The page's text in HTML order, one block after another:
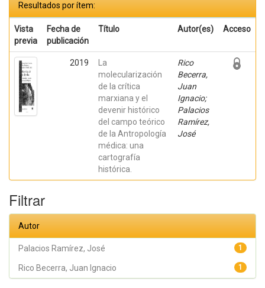
Resultados por ítem:
Vista
previa
Fecha de
publicación
Título Autor(es) Acceso
2019
La
molecularización
de la crítica
marxiana y el
devenir histórico
del campo teórico
de la Antropología
médica: una
cartografía
histórica.
Rico
Becerra,
Juan
Ignacio;
Palacios
Ramírez,
José
Filtrar
Autor
1
Palacios Ramírez, José
1
Rico Becerra, Juan Ignacio